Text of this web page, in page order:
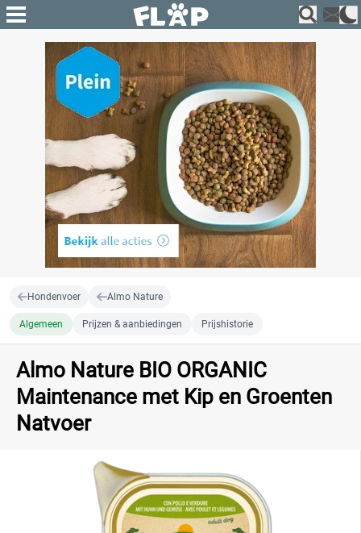
Hondenvoer Almo Nature
Algemeen Prijzen & aanbiedingen Prijshistorie
Almo Nature BIO ORGANIC
Maintenance met Kip en Groenten
Natvoer